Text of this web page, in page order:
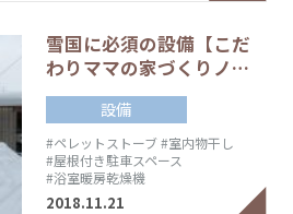
雪国に必須の設備【こだ
わりママの家づくりノ…
設備
#ペレットストーブ#室内物干し
#屋根付き駐車スペース
#浴室暖房乾燥機
2018.11.21